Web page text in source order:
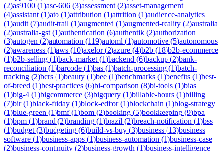
(2)as9100 (1)asc-606 (3)assessment (2)asset-management
(4)assistant (1)ato (1)attribution (1)attrition (1)audience-analytics
(1)audit (7)audit-trail (1)augmented (1)augmented-reality (2)australia
(2)australia-gst (1)authentication (6)authentik (2)authorization
(3)autogen (2)automation (119)automl (1)automotive (5)autonomous
(2)awareness (1)aws (10)axelor(2)azure (4)b2b (18)b2b-ecommerce
(1)b2b-selling (1)back-market (1)backend (6)backup (2)bank-
reconciliation (1)barcode (1)bas (1)batch-processing (1)batch-
tracking (2)bcrs (1)beauty (1)bee (1)benchmarks (1)benefits (1)best-
of-breed (1)best-practices (6)bi-comparison (8)bi-tools (1)bias
(1)big-4 (1)bigcommerce (3)bigquery (1)billable-hours (1)billing
(7)bir(1)black-friday (1)block-editor(1)blockchain (1)blog-strategy
(1)blue-green (1)bmf(1)bom (2)booking (5)bookkeeping (9)bpa
(1)bpm (1)brand (2)branding (1)brazil (2)breach-notification (1)bss
(1)budget (3)budgeting (6)build-vs-buy (3)business (13)business
software (1)business-apps (1)business-automation (1)business-case
(2)business-continuity (2)business-growth (1)business-intelligence